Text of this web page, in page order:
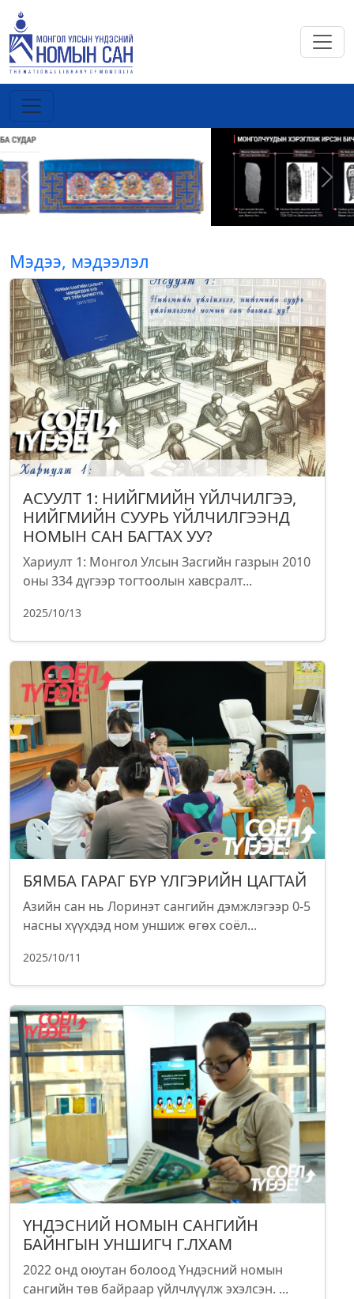
Previous Next
Мэдээ, мэдээлэл
АСУУЛТ 1: НИЙГМИЙН ҮЙЛЧИЛГЭЭ,
НИЙГМИЙН СУУРЬ ҮЙЛЧИЛГЭЭНД
НОМЫН САН БАГТАХ УУ?
Хариулт 1: Монгол Улсын Засгийн газрын 2010
оны 334 дүгээр тогтоолын хавсралт...
2025/10/13
БЯМБА ГАРАГ БҮР ҮЛГЭРИЙН ЦАГТАЙ
Азийн сан нь Лоринэт сангийн дэмжлэгээр 0-5
насны хүүхдэд ном уншиж өгөх соёл...
2025/10/11
ҮНДЭСНИЙ НОМЫН САНГИЙН
БАЙНГЫН УНШИГЧ Г.ЛХАМ
2022 онд оюутан болоод Үндэсний номын
сангийн төв байраар үйлчлүүлж эхэлсэн. ...